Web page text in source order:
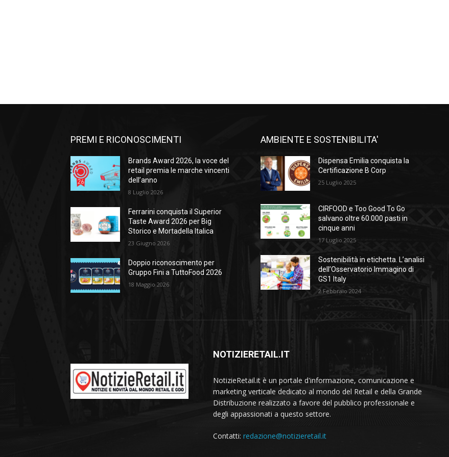
PREMI E RICONOSCIMENTI
Brands Award 2026, la voce del
retail premia le marche vincenti
dell’anno
8 Luglio 2026
Ferrarini conquista il Superior
Taste Award 2026 per Big
Storico e Mortadella Italica
23 Giugno 2026
Doppio riconoscimento per
Gruppo Fini a TuttoFood 2026
18 Maggio 2026
AMBIENTE E SOSTENIBILITA'
Dispensa Emilia conquista la
Certificazione B Corp
25 Luglio 2025
CIRFOOD e Too Good To Go
salvano oltre 60.000 pasti in
cinque anni
17 Luglio 2025
Sostenibilità in etichetta. L’analisi
dell’Osservatorio Immagino di
GS1 Italy
2 Febbraio 2024
NOTIZIERETAIL.IT
NotizieRetail.it è un portale d'informazione, comunicazione e
marketing verticale dedicato al mondo del Retail e della Grande
Distribuzione realizzato a favore del pubblico professionale e
degli appassionati a questo settore.
Contatti: redazione@notizieretail.it